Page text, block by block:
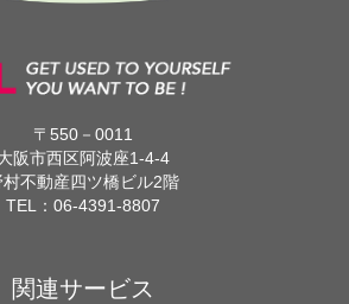
〒550－0011
阪市西区阿波座1-4-4
村不動産四ツ橋ビル2階
TEL： 06-4391-8807
関連サービス